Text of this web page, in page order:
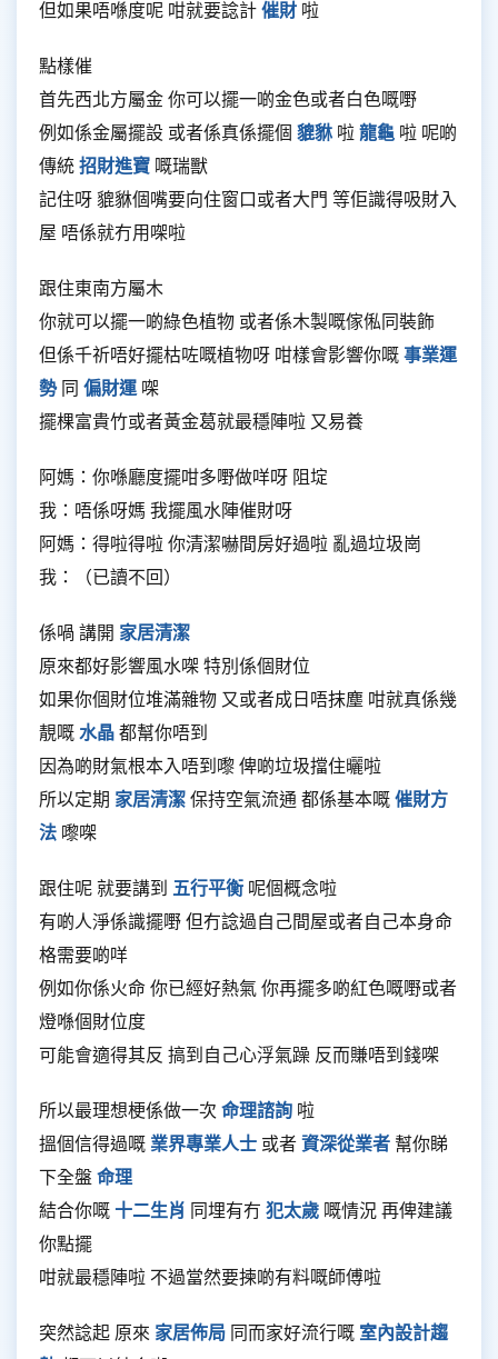
但如果唔喺度呢 咁就要諗計催財 啦
點樣催
首先西北方屬金 你可以擺一啲金色或者白色嘅嘢
例如係金屬擺設 或者係真係擺個 貔貅 啦龍龜 啦 呢啲
傳統招財進寶 嘅瑞獸
記住呀 貔貅個嘴要向住窗口或者大門 等佢識得吸財入
屋 唔係就冇用㗎啦
跟住東南方屬木
你就可以擺一啲綠色植物 或者係木製嘅傢俬同裝飾
但係千祈唔好擺枯咗嘅植物呀 咁樣會影響你嘅事業運
勢同 偏財運㗎
擺棵富貴竹或者黃金葛就最穩陣啦 又易養
阿媽：你喺廳度擺咁多嘢做咩呀 阻埞
我：唔係呀媽 我擺風水陣催財呀
阿媽：得啦得啦 你清潔嚇間房好過啦 亂過垃圾崗
我：（已讀不回）
係喎 講開 家居清潔
原來都好影響風水㗎 特別係個財位
如果你個財位堆滿雜物 又或者成日唔抹塵 咁就真係幾
靚嘅水晶都幫你唔到
因為啲財氣根本入唔到嚟 俾啲垃圾擋住曬啦
所以定期 家居清潔保持空氣流通 都係基本嘅催財方
法 嚟㗎
跟住呢 就要講到 五行平衡 呢個概念啦
有啲人淨係識擺嘢 但冇諗過自己間屋或者自己本身命
格需要啲咩
例如你係火命 你已經好熱氣 你再擺多啲紅色嘅嘢或者
燈喺個財位度
可能會適得其反 搞到自己心浮氣躁 反而賺唔到錢㗎
所以最理想梗係做一次 命理諮詢 啦
搵個信得過嘅 業界專業人士 或者資深從業者 幫你睇
下全盤命理
結合你嘅十二生肖 同埋有冇 犯太歲 嘅情況 再俾建議
你點擺
咁就最穩陣啦 不過當然要揀啲有料嘅師傅啦
突然諗起 原來 家居佈局 同而家好流行嘅 室內設計趨